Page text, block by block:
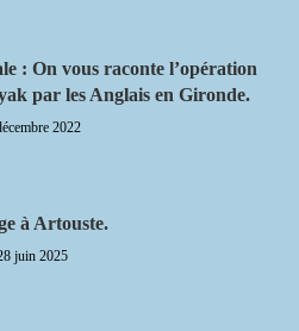
: On vous raconte l’opération
par les Anglais en Gironde.
2022
à Artouste.
juin 2025